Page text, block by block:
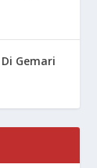
Gemari